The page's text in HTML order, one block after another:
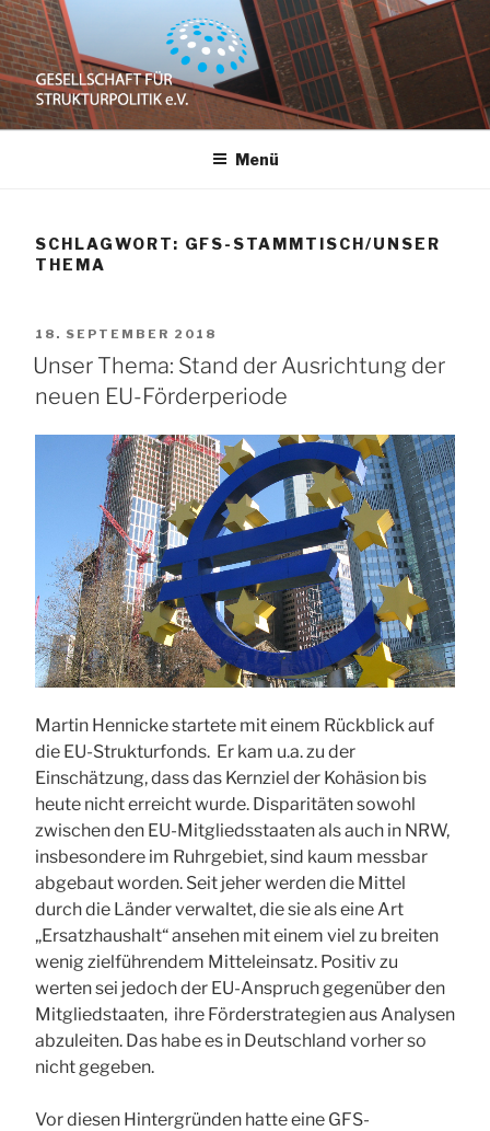
Zum
Inhalt
springen
GESELLSCHAFT
STRUKTURPOLITIK
e.V.
Menü
SCHLAGWORT: GFS-STAMMTISCH/UNSER
THEMA
VERÖFFENTLICHT
AM
18. SEPTEMBER 2018
Unser Thema: Stand der Ausrichtung der
neuen EU-Förderperiode
Martin Hennicke startete mit einem Rückblick auf
die EU-Strukturfonds. Er kam u.a. zu der
Einschätzung, dass das Kernziel der Kohäsion bis
heute nicht erreicht wurde. Disparitäten sowohl
zwischen den EU-Mitgliedsstaaten als auch in NRW,
insbesondere im Ruhrgebiet, sind kaum messbar
abgebaut worden. Seit jeher werden die Mittel
durch die Länder verwaltet, die sie als eine Art
„Ersatzhaushalt“ ansehen mit einem viel zu breiten
wenig zielführendem Mitteleinsatz. Positiv zu
werten sei jedoch der EU-Anspruch gegenüber den
Mitgliedstaaten, ihre Förderstrategien aus Analysen
abzuleiten. Das habe es in Deutschland vorher so
nicht gegeben.
Vor diesen Hintergründen hatte eine GFS-